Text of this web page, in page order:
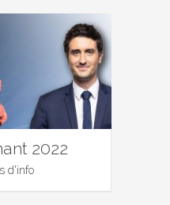
2022
d'info